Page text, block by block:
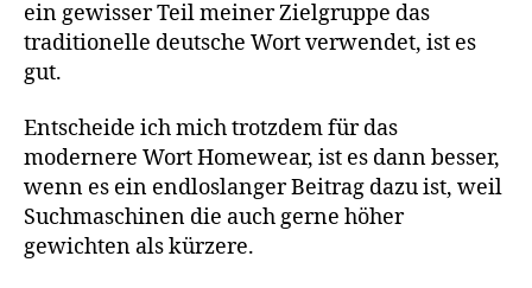
ein gewisser Teil meiner Zielgruppe das
traditionelle deutsche Wort verwendet, ist es
gut.
Entscheide ich mich trotzdem für das
modernere Wort Homewear, ist es dann besser,
wenn es ein endloslanger Beitrag dazu ist, weil
Suchmaschinen die auch gerne höher
gewichten als kürzere.